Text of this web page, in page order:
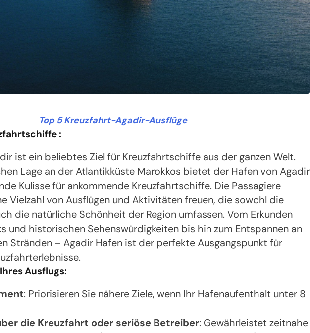
Top 5 Kreuzfahrt-Agadir-Ausflüge
:
ist ein beliebtes Ziel für Kreuzfahrtschiffe aus der ganzen Welt.
Lage an der Atlantikküste Marokkos bietet der Hafen von Agadir
Kulisse für ankommende Kreuzfahrtschiffe. Die Passagiere
Vielzahl von Ausflügen und Aktivitäten freuen, die sowohl die
die natürliche Schönheit der Region umfassen. Vom Erkunden
und historischen Sehenswürdigkeiten bis hin zum Entspannen an
Stränden – Agadir Hafen ist der perfekte Ausgangspunkt für
Ausflugs:
: Priorisieren Sie nähere Ziele, wenn Ihr Hafenaufenthalt unter 8
die Kreuzfahrt oder seriöse Betreiber: Gewährleistet zeitnahe